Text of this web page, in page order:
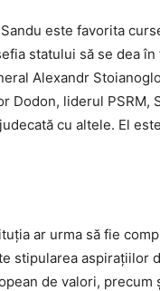
este favorita
statului să se dea
Alexandr
Dodon, liderul PSRM,
cu altele. El
ar urma să fie
stipularea aspiraţiilor
de valori, precum